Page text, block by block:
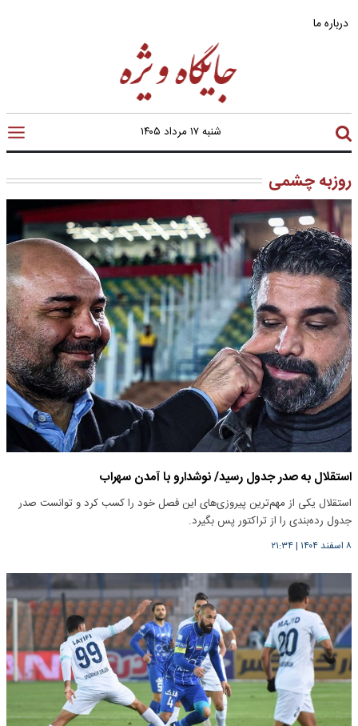
درباره ما
شنبه ۱۷ مرداد ۱۴۰۵
روزبه چشمی
استقلال به صدر جدول رسید/ نوشدارو با آمدن سهراب
استقلال یکی از مهم‌ترین پیروزی‌های این فصل خود را کسب کرد و توانست صدر
جدول رده‌بندی را از تراکتور پس بگیرد.
۸ اسفند ۱۴۰۴ |۲۱:۳۴